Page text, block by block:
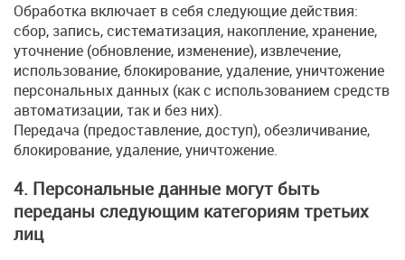
Обработка включает в себя следующие действия:
сбор, запись, систематизация, накопление, хранение,
уточнение (обновление, изменение), извлечение,
использование, блокирование, удаление, уничтожение
персональных данных (как с использованием средств
автоматизации, так и без них).
Передача (предоставление, доступ), обезличивание,
блокирование, удаление, уничтожение.
4. Персональные данные могут быть
переданы следующим категориям третьих
лиц